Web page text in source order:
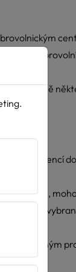
a o změně
s evidencí
službě,
dotace u
stanoveným